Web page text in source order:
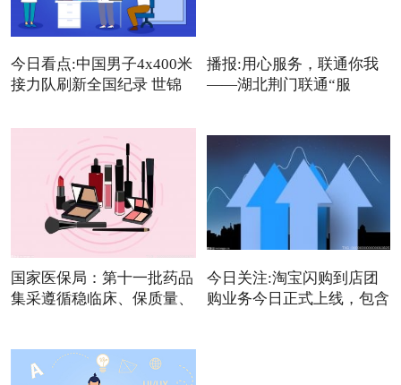
今日看点:中国男子4x400米
接力队刷新全国纪录 世锦
播报:用心服务，联通你我
——湖北荆门联通“服
国家医保局：第十一批药品
集采遵循稳临床、保质量、
今日关注:淘宝闪购到店团
购业务今日正式上线，包含